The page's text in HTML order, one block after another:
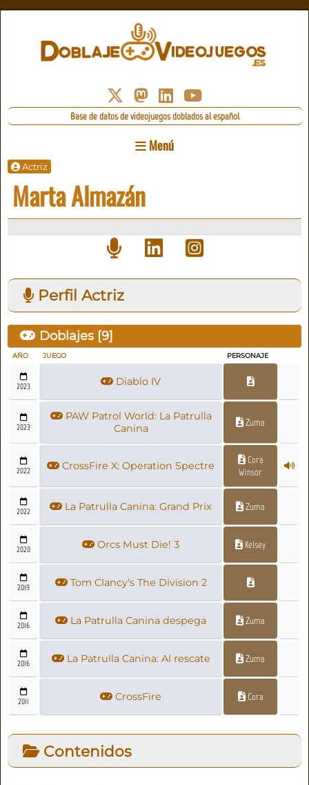
Base de datos de videojuegos doblados al español
Menú
Actriz
Marta Almazán
Perfil Actriz
Doblajes [9]
AÑO JUEGO PERSONAJE
2023 Diablo IV
2023
PAW Patrol World: La Patrulla
Canina
Zuma
2022 CrossFire X: Operation Spectre
Cora
Winsor
2022 La Patrulla Canina: Grand Prix Zuma
2020 Orcs Must Die! 3 Kelsey
2019 Tom Clancy's The Division 2
2016 La Patrulla Canina despega Zuma
2016 La Patrulla Canina: Al rescate Zuma
2011 CrossFire Cora
Contenidos